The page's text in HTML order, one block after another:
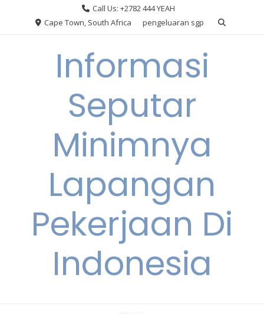
Call Us: +2782 444 YEAH
Cape Town, South Africa
pengeluaran sgp
Informasi
Seputar
Minimnya
Lapangan
Pekerjaan Di
Indonesia